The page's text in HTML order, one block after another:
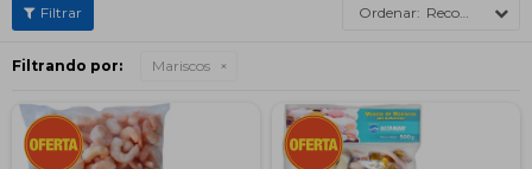
Recomendados
Filtrando por: Mariscos